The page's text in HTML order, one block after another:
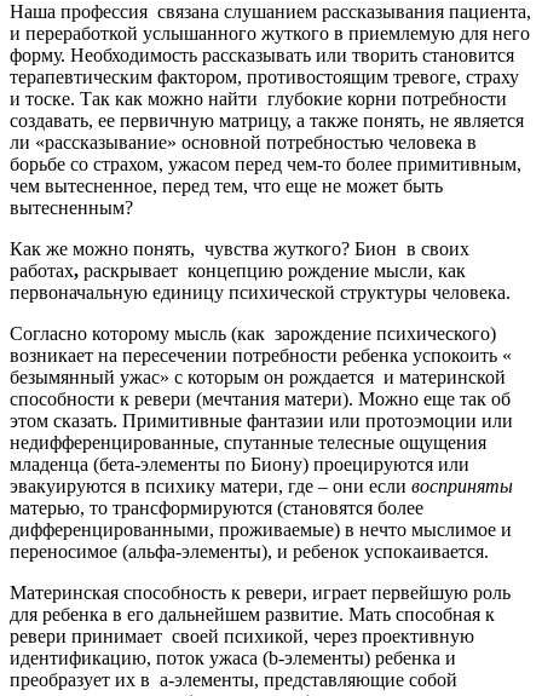
Наша профессия связана слушанием рассказывания пациента,
и переработкой услышанного жуткого в приемлемую для него
форму. Необходимость рассказывать или творить становится
терапевтическим фактором, противостоящим тревоге, страху
и тоске. Так как можно найти глубокие корни потребности
создавать, ее первичную матрицу, а также понять, не является
ли «рассказывание» основной потребностью человека в
борьбе со страхом, ужасом перед чем-то более примитивным,
чем вытесненное, перед тем, что еще не может быть
вытесненным?
Как же можно понять, чувства жуткого? Бион в своих
работах, раскрывает концепцию рождение мысли, как
первоначальную единицу психической структуры человека.
Согласно которому мысль (как зарождение психического)
возникает на пересечении потребности ребенка успокоить «
безымянный ужас» с которым он рождается и материнской
способности к ревери (мечтания матери). Можно еще так об
этом сказать. Примитивные фантазии или протоэмоции или
недифференцированные, спутанные телесные ощущения
младенца (бета-элементы по Биону) проецируются или
эвакуируются в психику матери, где – они если восприняты
матерью, то трансформируются (становятся более
дифференцированными, проживаемые) в нечто мыслимое и
переносимое (альфа-элементы), и ребенок успокаивается.
Материнская способность к ревери, играет первейшую роль
для ребенка в его дальнейшем развитие. Мать способная к
ревери принимает своей психикой, через проективную
идентификацию, поток ужаса (b-элементы) ребенка и
преобразует их в a-элементы, представляющие собой